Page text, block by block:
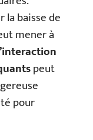
la baisse de
mener à
peut
pour